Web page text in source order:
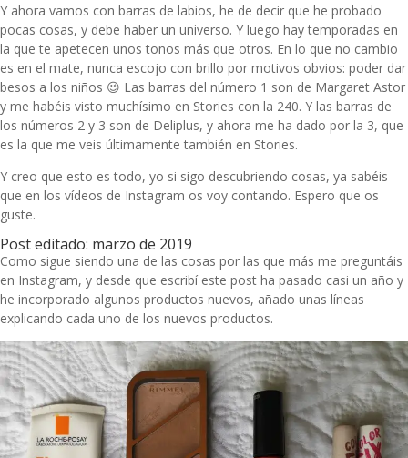
Y ahora vamos con barras de labios, he de decir que he probado
pocas cosas, y debe haber un universo. Y luego hay temporadas en
la que te apetecen unos tonos más que otros. En lo que no cambio
es en el mate, nunca escojo con brillo por motivos obvios: poder dar
besos a los niños 😉 Las barras del número 1 son de Margaret Astor
y me habéis visto muchísimo en Stories con la 240. Y las barras de
los números 2 y 3 son de Deliplus, y ahora me ha dado por la 3, que
es la que me veis últimamente también en Stories.
Y creo que esto es todo, yo si sigo descubriendo cosas, ya sabéis
que en los vídeos de Instagram os voy contando. Espero que os
guste.
Post editado: marzo de 2019
Como sigue siendo una de las cosas por las que más me preguntáis
en Instagram, y desde que escribí este post ha pasado casi un año y
he incorporado algunos productos nuevos, añado unas líneas
explicando cada uno de los nuevos productos.